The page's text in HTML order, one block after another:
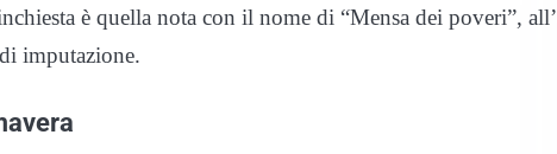
è quella nota con il nome di “Mensa dei poveri”, all’
imputazione.